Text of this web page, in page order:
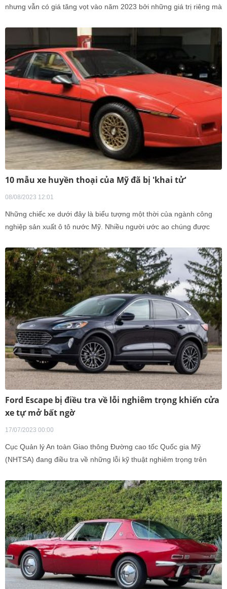
nhưng vẫn có giá tăng vọt vào năm 2023 bởi những giá trị riêng mà
10 mẫu xe huyền thoại của Mỹ đã bị 'khai tử'
08/08/2023 12:01
Những chiếc xe dưới đây là biểu tượng một thời của ngành công
nghiệp sản xuất ô tô nước Mỹ. Nhiều người ước ao chúng được
Ford Escape bị điều tra về lỗi nghiêm trọng khiến cửa
xe tự mở bất ngờ
17/07/2023 00:00
Cục Quản lý An toàn Giao thông Đường cao tốc Quốc gia Mỹ
(NHTSA) đang điều tra về những lỗi kỹ thuật nghiêm trọng trên